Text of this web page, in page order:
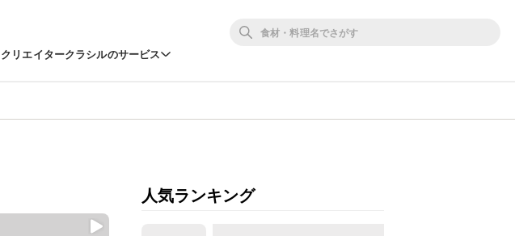
クリエイタークラシルのサービス
人気ランキング